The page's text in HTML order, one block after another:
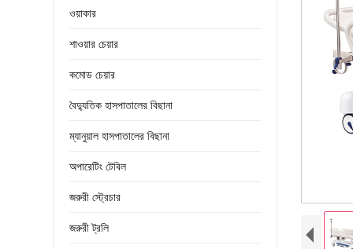
ওয়াকার
শাওয়ার চেয়ার
কমোড চেয়ার
বৈদ্যুতিক হাসপাতালের বিছানা
ম্যানুয়াল হাসপাতালের বিছানা
অপারেটিং টেবিল
জরুরী স্ট্রেচার
জরুরী ট্রলি